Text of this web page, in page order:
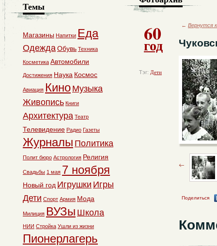
60
год
Тэг: Дети
← Вернутся
Поделиться
Темы
Магазины Напитки Еда
ОдеждаОбувь Техника
Косметика Автомобили
Достижения Наука Космос
Авиация Кино Музыка
Живопись Книги
Архитектура Театр
Телевидение Радио Газеты
Журналы Политика
Полит бюро Астрология Религия
Свадьбы 1 мая 7 ноября
Новый год Игрушки Игры
Дети Спорт Армия Мода
Милиция ВУЗы Школа
НИИ Стройка Ушли из жизни
Пионерлагерь